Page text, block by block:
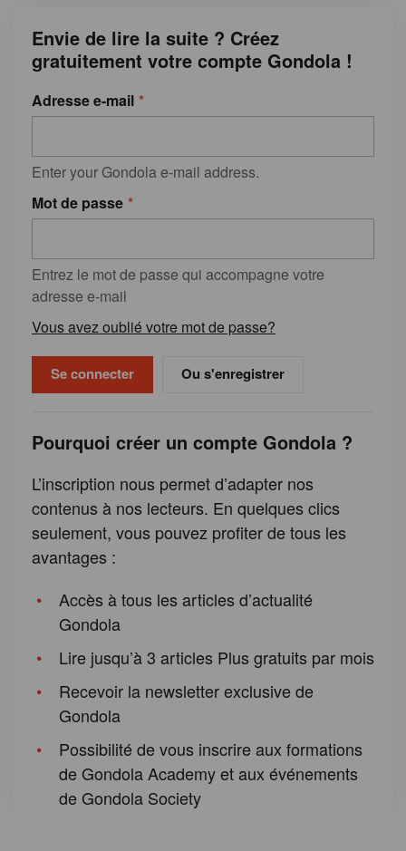
Envie de lire la suite ? Créez
gratuitement votre compte Gondola !
Adresse e-mail
Enter your Gondola e-mail address.
Mot de passe
Entrez le mot de passe qui accompagne votre
adresse e-mail
Vous avez oublié votre mot de passe?
Ou s'enregistrer
Pourquoi créer un compte Gondola ?
L’inscription nous permet d’adapter nos
contenus à nos lecteurs. En quelques clics
seulement, vous pouvez profiter de tous les
avantages :
Accès à tous les articles d’actualité
Gondola
Lire jusqu’à 3 articles Plus gratuits par mois
Recevoir la newsletter exclusive de
Gondola
Possibilité de vous inscrire aux formations
de Gondola Academy et aux événements
de Gondola Society